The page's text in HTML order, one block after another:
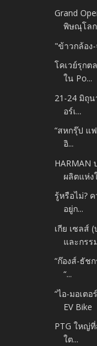
Grand
พิษณุโลก
"ข้าวกล้อง
โคเวย์รุก
ใน Po...
21-24 มิถุน
อร์เ...
“สหกรุ๊ป แ
อิ...
HARMAN
ผลิตแห่ง
รู้หรือไม่?
อยู่ก...
เกีย เซลส์
และกรร
“ก๊องส์-ธัช
“...
“ไอ-มอเต
EV Bike
PTG ใหญ่
ใต...